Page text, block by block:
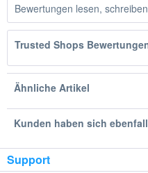
Bewertungen lesen,
Trusted Shops
Ähnliche Artikel
Kunden haben sich
Support